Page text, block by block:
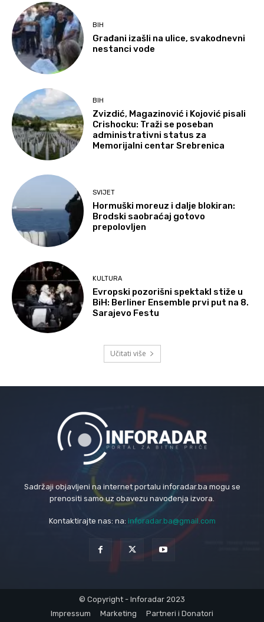
BIH
Građani izašli na ulice, svakodnevni
nestanci vode
BIH
Zvizdić, Magazinović i Kojović pisali
Crishocku: Traži se poseban
administrativni status za
Memorijalni centar Srebrenica
SVIJET
Hormuški moreuz i dalje blokiran:
Brodski saobraćaj gotovo
prepolovljen
KULTURA
Evropski pozorišni spektakl stiže u
BiH: Berliner Ensemble prvi put na 8.
Sarajevo Festu
Učitati više
Sadržaji objavljeni na internet portalu inforadar.ba mogu se
prenositi samo uz obavezu navođenja izvora.
Kontaktirajte nas: na: inforadar.ba@gmail.com
© Copyright - Inforadar 2023
Impressum
Marketing Partneri i Donatori